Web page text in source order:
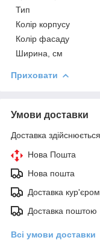
Тип
Колір корпусу
Колір фасаду
Ширина, см
Приховати
Умови доставки
Доставка
Нова Пошта
Нова пошта
Доставка кур'єром
Доставка поштою
Всі умови доставки